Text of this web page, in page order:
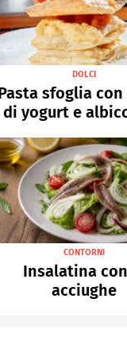
DOLCI
sfoglia con
di yogurt e
CONTORNI
Insalatina
acciughe